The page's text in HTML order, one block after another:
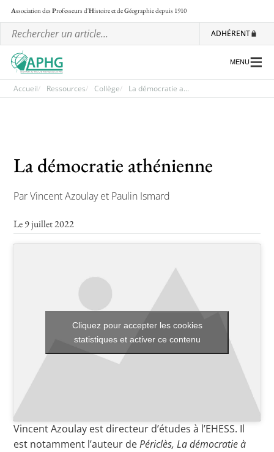
Association desProfesseurs d'Histoire et deGéographiedepuis 1910
ADHÉRENT
Les ateliers nationaux
Communiqués et motions
Lettre d’information de l’APHG
L’APHG dans la presse
Toutes les actualités
Les rendez-vous de l’APHG
Critique d’ouvrages publiés
MENU
Accueil Ressources Collège La démocratie a...
La démocratie athénienne
Par Vincent Azoulay et Paulin Ismard
Le 9 juillet 2022
Cliquez pour accepter les cookies
statistiques et activer ce contenu
Vincent Azoulay est directeur d’études à l’EHESS. Il
est notamment l’auteur dePériclès, La démocratie à